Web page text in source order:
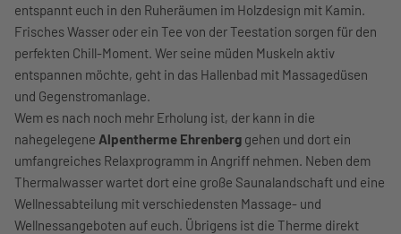
entspannt euch in den Ruheräumen im Holzdesign mit Kamin.
Frisches Wasser oder ein Tee von der Teestation sorgen für den
perfekten Chill-Moment. Wer seine müden Muskeln aktiv
entspannen möchte, geht in das Hallenbad mit Massagedüsen
und Gegenstromanlage.
Wem es nach noch mehr Erholung ist, der kann in die
nahegelegene Alpentherme Ehrenberg gehen und dort ein
umfangreiches Relaxprogramm in Angriff nehmen. Neben dem
Thermalwasser wartet dort eine große Saunalandschaft und eine
Wellnessabteilung mit verschiedensten Massage- und
Wellnessangeboten auf euch. Übrigens ist die Therme direkt